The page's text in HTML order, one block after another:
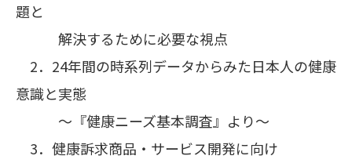
題と
解決するために必要な視点
2．24年間の時系列データからみた日本人の健康
意識と実態
～『健康ニーズ基本調査』より～
3．健康訴求商品・サービス開発に向け